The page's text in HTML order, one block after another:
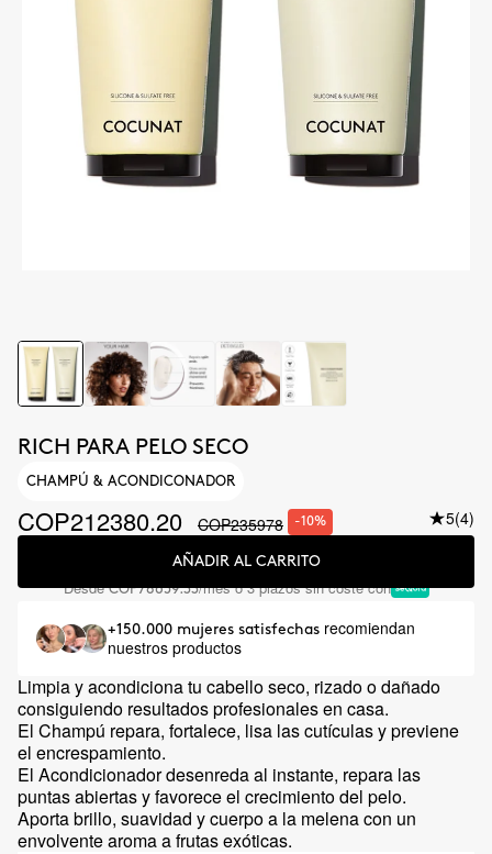
RICH PARA PELO SECO
CHAMPÚ & ACONDICONADOR
COP212380.20 COP235978 -10% 5(4)
AÑADIR AL CARRITO
DesdeCOP78659.33/mes o 3 plazos sin coste con
+150.000 mujeres satisfechas recomiendan
nuestros productos
Limpia y acondiciona tu cabello seco, rizado o dañado
consiguiendo resultados profesionales en casa.
El Champú repara, fortalece, lisa las cutículas y previene
el encrespamiento.
El Acondicionador desenreda al instante, repara las
puntas abiertas y favorece el crecimiento del pelo.
Aporta brillo, suavidad y cuerpo a la melena con un
envolvente aroma a frutas exóticas.